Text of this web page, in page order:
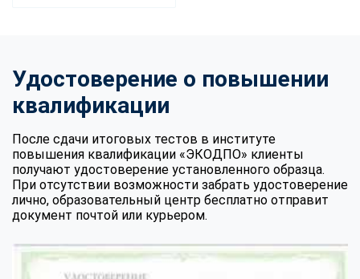
Удостоверение о повышении
квалификации
После сдачи итоговых тестов в институте
повышения квалификации «ЭКОДПО» клиенты
получают удостоверение установленного образца.
При отсутствии возможности забрать удостоверение
лично, образовательный центр бесплатно отправит
документ почтой или курьером.